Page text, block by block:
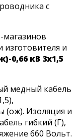
с
магазинов
и
0,66 кВ 3х1,5
медный кабель
(ож). Изоляция и
гибкий (Г),
660 Вольт.